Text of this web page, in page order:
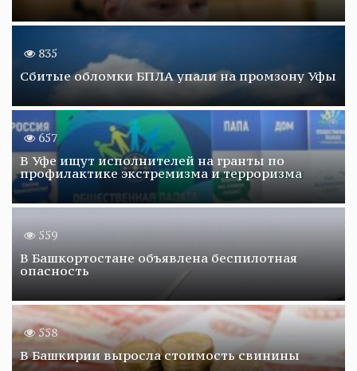
835
Сбитые обломки БПЛА упали на промзону Уфы
657
В Уфе ищут исполнителей на гранты по
профилактике экстремизма и терроризма
559
В Башкортостане объявлена беспилотная
опасность
558
В Башкирии выросла стоимость свинины